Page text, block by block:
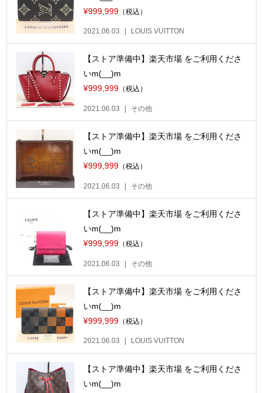
¥999,999 （税込）
2021.06.03 LOUIS VUITTON
【ストア準備中】楽天市場 をご利用くださ
いm(__)m
¥999,999 （税込）
2021.06.03 その他
【ストア準備中】楽天市場 をご利用くださ
いm(__)m
¥999,999 （税込）
2021.06.03 その他
【ストア準備中】楽天市場 をご利用くださ
いm(__)m
¥999,999 （税込）
2021.06.03 その他
【ストア準備中】楽天市場 をご利用くださ
いm(__)m
¥999,999 （税込）
2021.06.03 LOUIS VUITTON
【ストア準備中】楽天市場 をご利用くださ
いm(__)m